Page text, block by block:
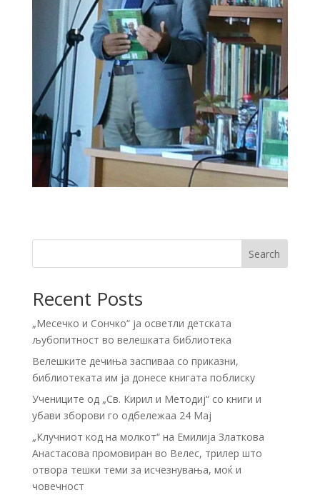
Search
Recent Posts
„Месечко и Сончко“ ја осветли детската
љубопитност во велешката библиотека
Велешките дечиња заспиваа со приказни,
библиотеката им ја донесе книгата поблиску
Учениците од „Св. Кирил и Методиј“ со книги и
убави зборови го одбележаа 24 Мај
„Клучниот код на молкот“ на Емилија Златкова
Анастасова промовиран во Велес, трилер што
отвора тешки теми за исчезнувања, моќ и
човечност